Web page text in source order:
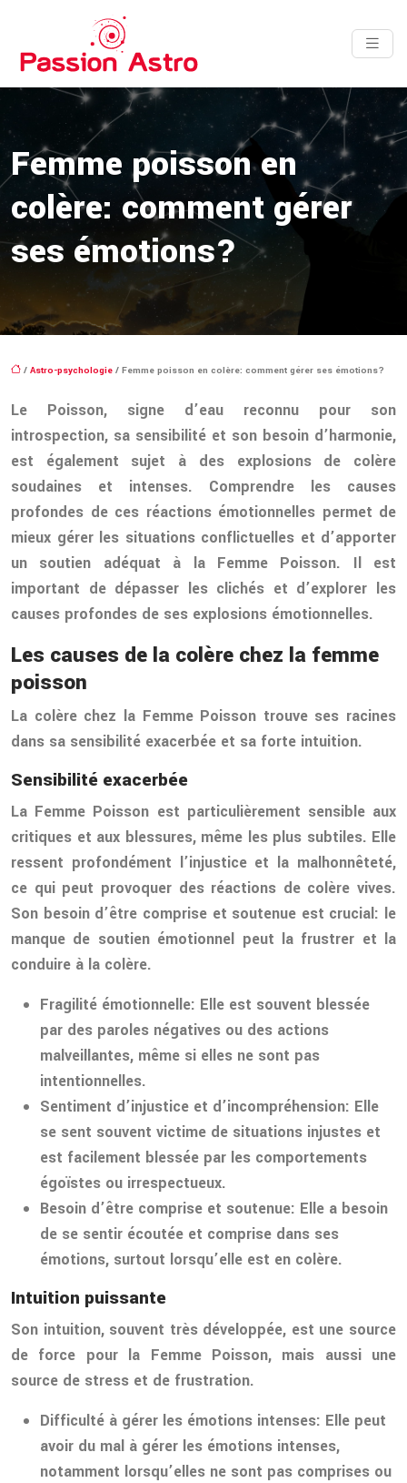
Femme poisson en
colère: comment gérer
ses émotions?
/ Astro-psychologie / Femme poisson en colère: comment gérer ses émotions?
Le Poisson, signe d’eau reconnu pour son
introspection, sa sensibilité et son besoin d’harmonie,
est également sujet à des explosions de colère
soudaines et intenses. Comprendre les causes
profondes de ces réactions émotionnelles permet de
mieux gérer les situations conflictuelles et d’apporter
un soutien adéquat à la Femme Poisson. Il est
important de dépasser les clichés et d’explorer les
causes profondes de ses explosions émotionnelles.
Les causes de la colère chez la femme
poisson
La colère chez la Femme Poisson trouve ses racines
dans sa sensibilité exacerbée et sa forte intuition.
Sensibilité exacerbée
La Femme Poisson est particulièrement sensible aux
critiques et aux blessures, même les plus subtiles. Elle
ressent profondément l’injustice et la malhonnêteté,
ce qui peut provoquer des réactions de colère vives.
Son besoin d’être comprise et soutenue est crucial: le
manque de soutien émotionnel peut la frustrer et la
conduire à la colère.
Fragilité émotionnelle: Elle est souvent blessée
par des paroles négatives ou des actions
malveillantes, même si elles ne sont pas
intentionnelles.
Sentiment d’injustice et d’incompréhension: Elle
se sent souvent victime de situations injustes et
est facilement blessée par les comportements
égoïstes ou irrespectueux.
Besoin d’être comprise et soutenue: Elle a besoin
de se sentir écoutée et comprise dans ses
émotions, surtout lorsqu’elle est en colère.
Intuition puissante
Son intuition, souvent très développée, est une source
de force pour la Femme Poisson, mais aussi une
source de stress et de frustration.
Difficulté à gérer les émotions intenses: Elle peut
avoir du mal à gérer les émotions intenses,
notamment lorsqu’elles ne sont pas comprises ou